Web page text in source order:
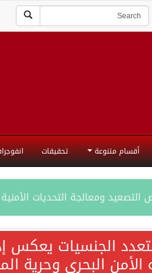
أقسام متنوعة تحقيقات
ومعالجة التحديات الأمنية
الأحادية في أراضي فلسطين
الجنسيات يعكس
الأمن البحري وحرية